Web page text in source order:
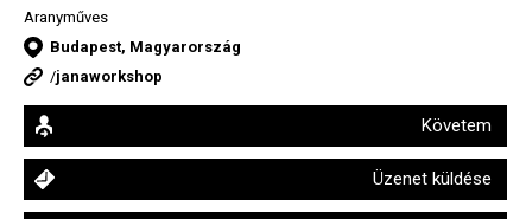
Aranyműves
Budapest, Magyarország
/janaworkshop
Követem
Üzenet küldése